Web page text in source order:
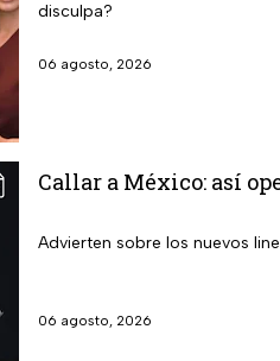
disculpa?
06 agosto, 2026
Callar a México: así
Advierten sobre los nuevos
06 agosto, 2026